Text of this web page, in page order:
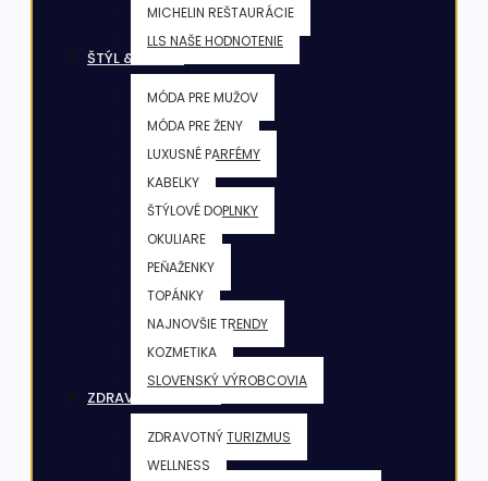
MICHELIN REŠTAURÁCIE
LLS NAŠE HODNOTENIE
ŠTÝL & KRÁSA
MÓDA PRE MUŽOV
MÓDA PRE ŽENY
LUXUSNÉ PARFÉMY
KABELKY
ŠTÝLOVÉ DOPLNKY
OKULIARE
PEŇAŽENKY
TOPÁNKY
NAJNOVŠIE TRENDY
KOZMETIKA
SLOVENSKÝ VÝROBCOVIA
ZDRAVIE & FITNESS
ZDRAVOTNÝ TURIZMUS
WELLNESS